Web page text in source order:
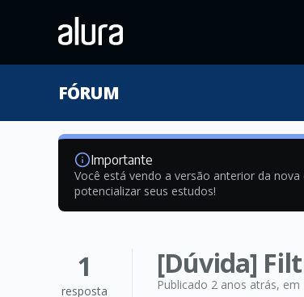
FÓRUM
Importante
Você está vendo a versão anterior da
potencializar seus estudos!
1
resposta
[Dúvida]
Publicado 2 anos atrás, em